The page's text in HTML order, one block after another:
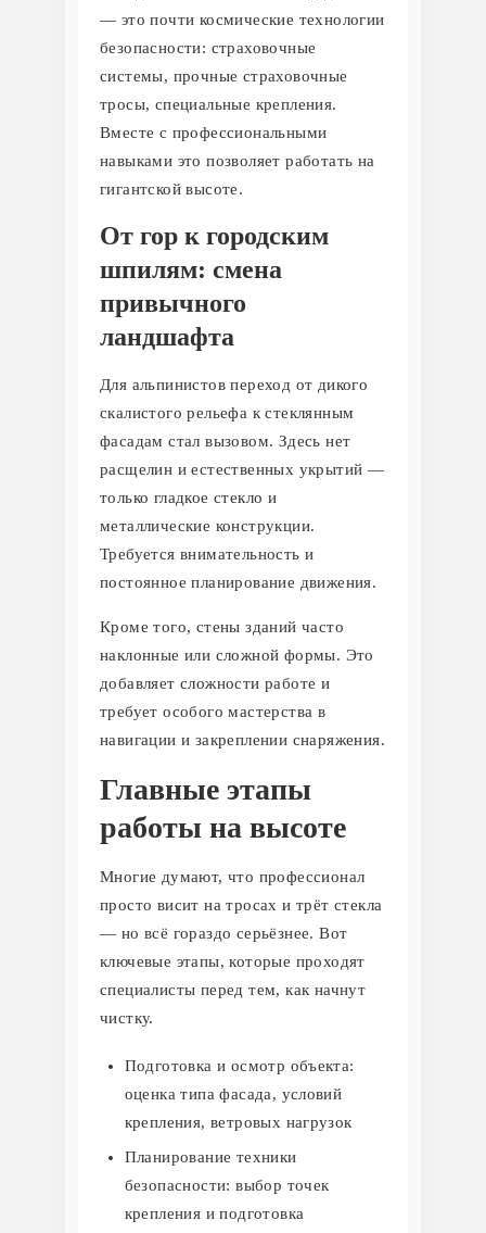
— это почти космические технологии
безопасности: страховочные
системы, прочные страховочные
тросы, специальные крепления.
Вместе с профессиональными
навыками это позволяет работать на
гигантской высоте.
От гор к городским
шпилям: смена
привычного
ландшафта
Для альпинистов переход от дикого
скалистого рельефа к стеклянным
фасадам стал вызовом. Здесь нет
расщелин и естественных укрытий —
только гладкое стекло и
металлические конструкции.
Требуется внимательность и
постоянное планирование движения.
Кроме того, стены зданий часто
наклонные или сложной формы. Это
добавляет сложности работе и
требует особого мастерства в
навигации и закреплении снаряжения.
Главные этапы
работы на высоте
Многие думают, что профессионал
просто висит на тросах и трёт стекла
— но всё гораздо серьёзнее. Вот
ключевые этапы, которые проходят
специалисты перед тем, как начнут
чистку.
Подготовка и осмотр объекта:
оценка типа фасада, условий
крепления, ветровых нагрузок
Планирование техники
безопасности: выбор точек
крепления и подготовка